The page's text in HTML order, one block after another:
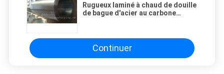
Rugueux laminé à chaud de douille
de bague d'acier au carbone
Continuer